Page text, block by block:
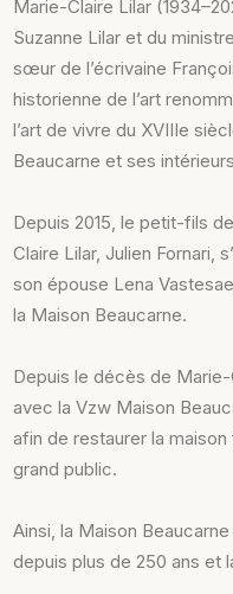
Marie-Claire Lilar
Suzanne Lilar et du
sœur de l’écrivaine
historienne de l’art
l’art de vivre du XVIIIe
Beaucarne et ses
Depuis 2015, le petit-fils
Claire Lilar, Julien Fornari,
son épouse Lena
la Maison Beaucarne.
Depuis le décès de Marie-
avec la Vzw Maison
afin de restaurer la
grand public.
Ainsi, la Maison
depuis plus de 250 ans et